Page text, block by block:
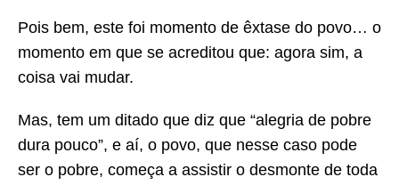
Pois bem, este foi momento de êxtase do povo… o
momento em que se acreditou que: agora sim, a
coisa vai mudar.
Mas, tem um ditado que diz que “alegria de pobre
dura pouco”, e aí, o povo, que nesse caso pode
ser o pobre, começa a assistir o desmonte de toda